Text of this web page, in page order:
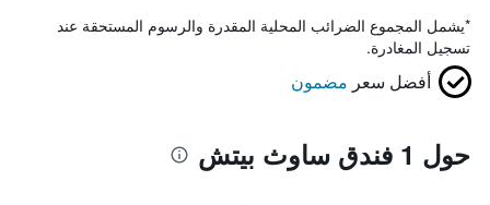
*يشمل المجموع الضرائب المحلية المقدرة والرسوم المستحقة عند
تسجيل المغادرة.
أفضل سعر مضمون
حول 1 فندق ساوث بيتش